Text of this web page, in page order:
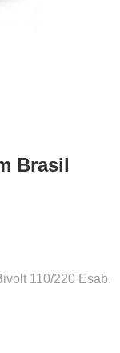
Brasil
110/220 Esab.